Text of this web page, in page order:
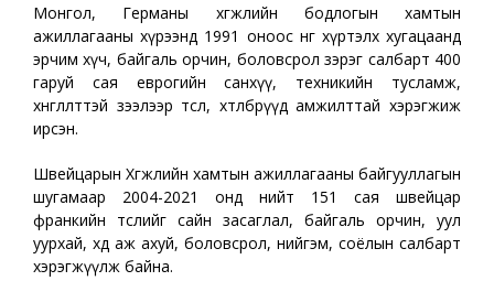
Монгол, Германы хөгжлийн бодлогын хамтын
ажиллагааны хүрээнд 1991 оноос өнөөг хүртэлх хугацаанд
эрчим хүч, байгаль орчин, боловсрол зэрэг салбарт 400
гаруй сая еврогийн санхүү, техникийн тусламж,
хөнгөлөлттэй зээлээр төсөл, хөтөлбөрүүд амжилттай хэрэгжиж
ирсэн.
Швейцарын Хөгжлийн хамтын ажиллагааны байгууллагын
шугамаар 2004-2021 онд нийт 151 сая швейцар
франкийн төслийг сайн засаглал, байгаль орчин, уул
уурхай, хөдөө аж ахуй, боловсрол, нийгэм, соёлын салбарт
хэрэгжүүлж байна.